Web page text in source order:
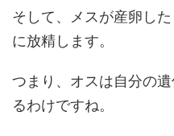
そして、メスが産卵し
に放精します。
つまり、オスは自分の
るわけですね。